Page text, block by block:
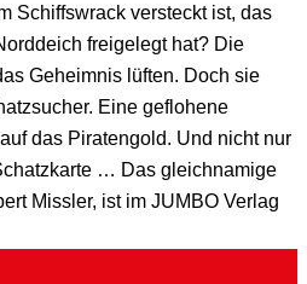
Schiffswrack versteckt ist, das
freigelegt hat? Die
Geheimnis lüften. Doch sie
Eine geflohene
das Piratengold. Und nicht nur
… Das gleichnamige
Missler, ist im JUMBO Verlag